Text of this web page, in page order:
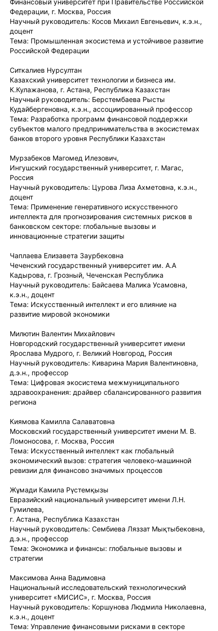
Федерации, г. Москва, Россия
Научный руководитель: Косов Михаил Евгеньевич, к.э.н.,
доцент
Тема: Промышленная экосистема и устойчивое развитие
Российской Федерации
Ситкалиев Нурсултан
Казахский университет технологии и бизнеса им.
К.Кулажанова, г. Астана, Республика Казахстан
Научный руководитель: Берстембаева Рысты
Кудайбергеновна, к.э.н., ассоциированный профессор
Тема: Разработка программ финансовой поддержки
субъектов малого предпринимательства в экосистемах
банков второго уровня Республики Казахстан
Мурзабеков Магомед Илезович,
Ингушский государственный университет, г. Магас,
Россия
Научный руководитель: Цурова Лиза Ахметовна, к.э.н.,
доцент
Тема: Применение генеративного искусственного
интеллекта для прогнозирования системных рисков в
банковском секторе: глобальные вызовы и
инновационные стратегии защиты
Чаплаева Елизавета Заурбековна
Чеченский государственный университет им. А.А
Кадырова, г. Грозный, Чеченская Республика
Научный руководитель: Байсаева Малика Усамовна,
к.э.н., доцент
Тема: Искусственный интеллект и его влияние на
развитие мировой экономики
Милютин Валентин Михайлович
Новгородский государственный университет имени
Ярослава Мудрого, г. Великий Новгород, Россия
Научный руководитель: Киварина Мария Валентиновна,
д.э.н., профессор
Тема: Цифровая экосистема межмуниципального
здравоохранения: драйвер сбалансированного развития
региона
Киямова Камилла Салаватовна
Московский государственный университет имени М. В.
Ломоносова, г. Москва, Россия
Тема: Искусственный интеллект как глобальный
экономический вызов: стратегия человеко-машинной
ревизии для финансово значимых процессов
Жұмади Камила Рүстемқызы
Евразийский национальный университет имени Л.Н.
Гумилева,
г. Астана, Республика Казахстан
Научный руководитель: Сембиева Ляззат Мықтыбековна,
д.э.н., профессор
Тема: Экономика и финансы: глобальные вызовы и
стратегии
Максимова Анна Вадимовна
Национальный исследовательский технологический
университет «МИСИС», г. Москва, Россия
Научный руководитель: Коршунова Людмила Николаевна,
к.э.н., доцент
Тема: Управление финансовыми рисками в секторе